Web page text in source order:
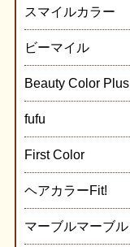
スマイルカラー
ビーマイル
Beauty Color Plus
fufu
First Color
ヘアカラーFit!
マーブルマーブル